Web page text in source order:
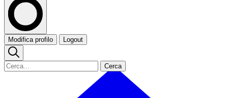
Modifica profilo Logout
Cerca